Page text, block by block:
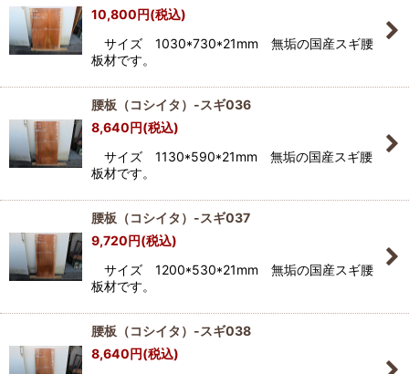
10,800円(税込)
サイズ 1030*730*21mm 無垢の国産スギ腰
板材です。
腰板（コシイタ）-スギ036
8,640円(税込)
サイズ 1130*590*21mm 無垢の国産スギ腰
板材です。
腰板（コシイタ）-スギ037
9,720円(税込)
サイズ 1200*530*21mm 無垢の国産スギ腰
板材です。
腰板（コシイタ）-スギ038
8,640円(税込)